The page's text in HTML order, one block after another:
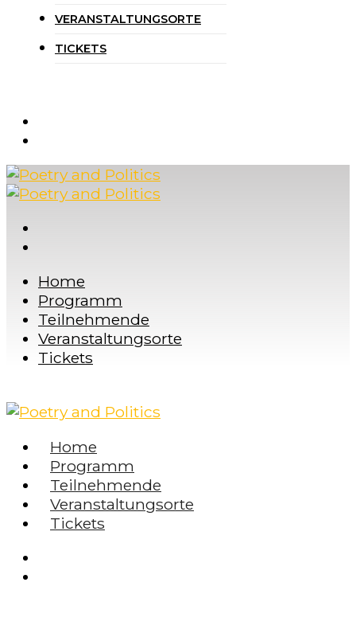
VERANSTALTUNGSORTE
TICKETS
Home
Programm
Teilnehmende
Veranstaltungsorte
Tickets
Home
Programm
Teilnehmende
Veranstaltungsorte
Tickets